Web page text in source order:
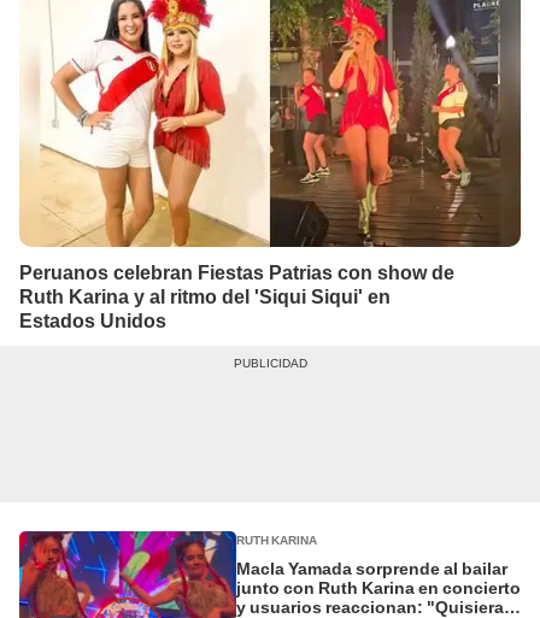
Peruanos celebran Fiestas Patrias con show de
Ruth Karina y al ritmo del 'Siqui Siqui' en
Estados Unidos
RUTH KARINA
Macla Yamada sorprende al bailar
junto con Ruth Karina en concierto
y usuarios reaccionan: "Quisiera